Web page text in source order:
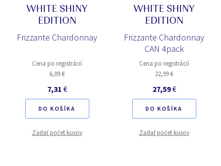
WHITE SHINY
EDITION
Frizzante Chardonnay
Cena po registrácií
6,09 €
7,31 €
DO KOŠÍKA
Zadať počet kusov
WHITE SHINY
EDITION
Frizzante Chardonnay
CAN 4pack
Cena po registrácií
22,99 €
27,59€
DO KOŠÍKA
Zadať počet kusov